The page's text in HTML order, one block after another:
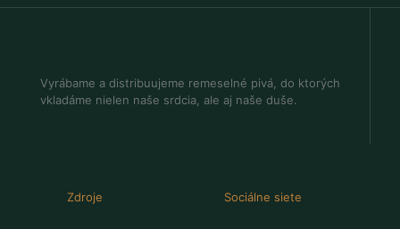
Vyrábame a distribuujeme remeselné pivá, do ktorých
vkladáme nielen naše srdcia, ale aj naše duše.
Zdroje Sociálne siete